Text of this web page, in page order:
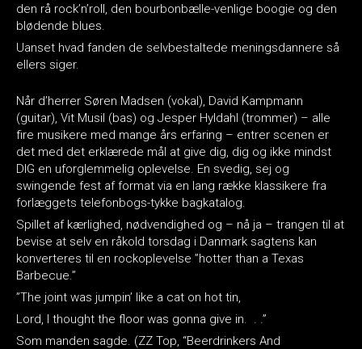
den rå rock’n’roll, den bourbonbælle-venlige boogie og den
blødende blues.
Uanset hvad fanden de selvbestaltede meningsdannere så
ellers siger.
Når d’herrer Søren Madsen (vokal), David Kampmann
(guitar), Vit Musil (bas) og Jesper Hyldahl (trommer) – alle
fire musikere med mange års erfaring – entrer scenen er
det med det erklærede mål at give dig, dig og ikke mindst
DIG en uforglemmelig oplevelse. En svedig, sej og
swingende fest af format via en lang række klassikere fra
forlæggets telefonbogs-tykke bagkatalog.
Spillet af kærlighed, nødvendighed og – nå ja – trangen til at
bevise at selv en råkold torsdag i Danmark sagtens kan
konverteres til en rockoplevelse ”hotter than a Texas
Barbecue.”
”The joint was jumpin’ like a cat on hot tin,
Lord, I thought the floor was gonna give in. . .”
Som manden sagde. (ZZ Top, “Beerdrinkers And